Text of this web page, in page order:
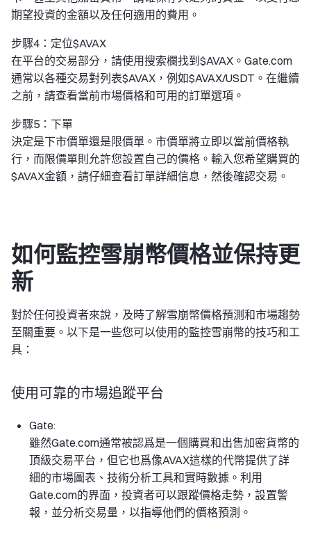
期望投資的金額以及任何適用的費用。
步驟4：定位$AVAX
在平台的交易部分，請使用搜索欄找到$AVAX。Gate.com
通常以各種交易對列表$AVAX，例如$AVAX/USDT。在繼續
之前，請查看當前市場價格和可用的訂單選項。
步驟5：下單
決定是下市價單還是限價單。市價單將立即以當前價格執
行，而限價單則允許您設置自己的價格。輸入您希望購買的
$AVAX金額，請仔細查看訂單詳細信息，然後確認交易。
如何監控雪崩幣價格並保持更
新
對於任何投資者來說，及時了解雪崩幣價格預測和市場趨勢
至關重要。以下是一些您可以使用的監控雪崩幣的技巧和工
具：
使用可靠的市場追蹤平台
Gate:
雖然Gate.com通常被認爲是一個購買和出售加密貨幣的
頂級交易平台，但它也爲像AVAX這樣的代幣提供了詳
細的市場圖表、技術分析工具和實時數據。利用
Gate.com的界面，投資者可以跟蹤價格走勢，設置警
報，並分析交易量，以指導他們的價格預測。